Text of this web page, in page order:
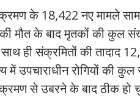
के 18,422 नए मामले
की मौत के बाद मृतकों की कुल
ही संक्रमितों की तादाद
में उपचाराधीन रोगियों की
से उबरने के बाद ठीक हो